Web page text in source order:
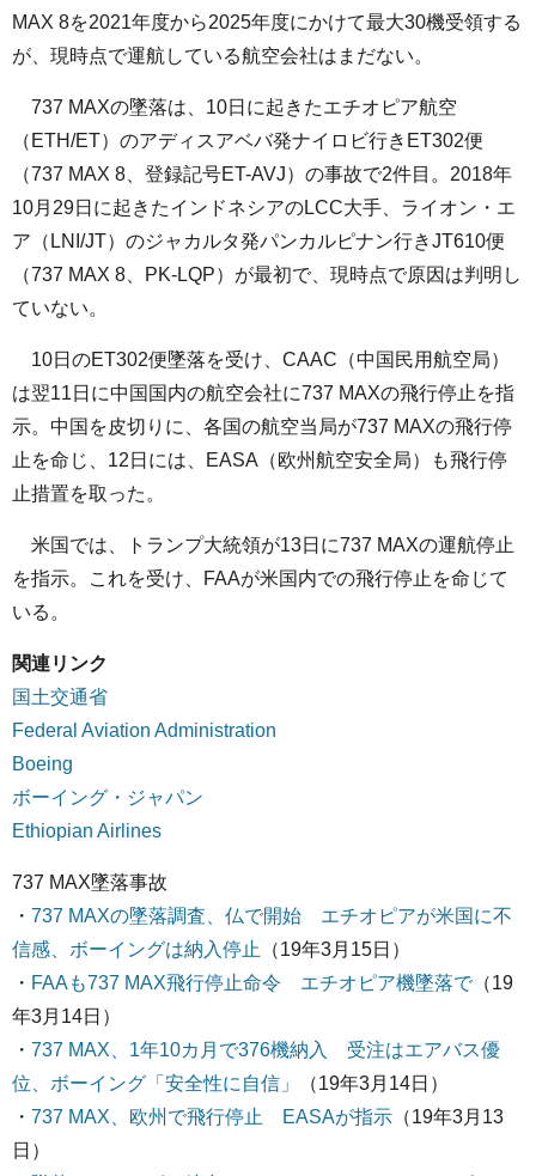
MAX 8を2021年度から2025年度にかけて最大30機受領する
が、現時点で運航している航空会社はまだない。
737 MAXの墜落は、10日に起きたエチオピア航空
（ETH/ET）のアディスアベバ発ナイロビ行きET302便
（737 MAX 8、登録記号ET-AVJ）の事故で2件目。2018年
10月29日に起きたインドネシアのLCC大手、ライオン・エ
ア（LNI/JT）のジャカルタ発パンカルピナン行きJT610便
（737 MAX 8、PK-LQP）が最初で、現時点で原因は判明し
ていない。
10日のET302便墜落を受け、CAAC（中国民用航空局）
は翌11日に中国国内の航空会社に737 MAXの飛行停止を指
示。中国を皮切りに、各国の航空当局が737 MAXの飛行停
止を命じ、12日には、EASA（欧州航空安全局）も飛行停
止措置を取った。
米国では、トランプ大統領が13日に737 MAXの運航停止
を指示。これを受け、FAAが米国内での飛行停止を命じて
いる。
関連リンク
国土交通省
Federal Aviation Administration
Boeing
ボーイング・ジャパン
Ethiopian Airlines
737 MAX墜落事故
・ 737 MAXの墜落調査、仏で開始 エチオピアが米国に不
信感、ボーイングは納入停止
（19年3月15日）
・ FAAも737 MAX飛行停止命令 エチオピア機墜落で（19
年3月14日）
・ 737 MAX、1年10カ月で376機納入 受注はエアバス優
位、ボーイング「安全性に自信」
（19年3月14日）
・ 737 MAX、欧州で飛行停止 EASAが指示 （19年3月13
日）